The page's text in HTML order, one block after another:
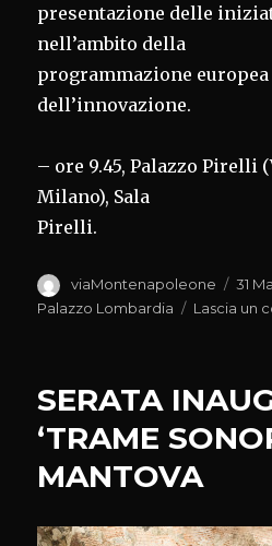
presentazione delle
nell’ambito della
programmazione
dell’innovazione.
– ore 9.45, Palazzo Pirelli
Milano), Sala
Pirelli.
Autore
viaMontenapoleone
il
31
Palazzo Lombardia
Lascia un
SERATA
‘TRAME
MANTOVA